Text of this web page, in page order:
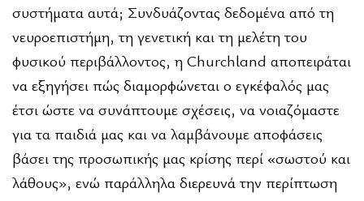
συστήματα αυτά; Συνδυάζοντας δεδομένα από τη
νευροεπιστήμη, τη γενετική και τη μελέτη του
φυσικού περιβάλλοντος, η Churchland αποπειράται
να εξηγήσει πώς διαμορφώνεται ο εγκέφαλός μας
έτσι ώστε να συνάπτουμε σχέσεις, να νοιαζόμαστε
για τα παιδιά μας και να λαμβάνουμε αποφάσεις
βάσει της προσωπικής μας κρίσης περί «σωστού και
λάθους», ενώ παράλληλα διερευνά την περίπτωση